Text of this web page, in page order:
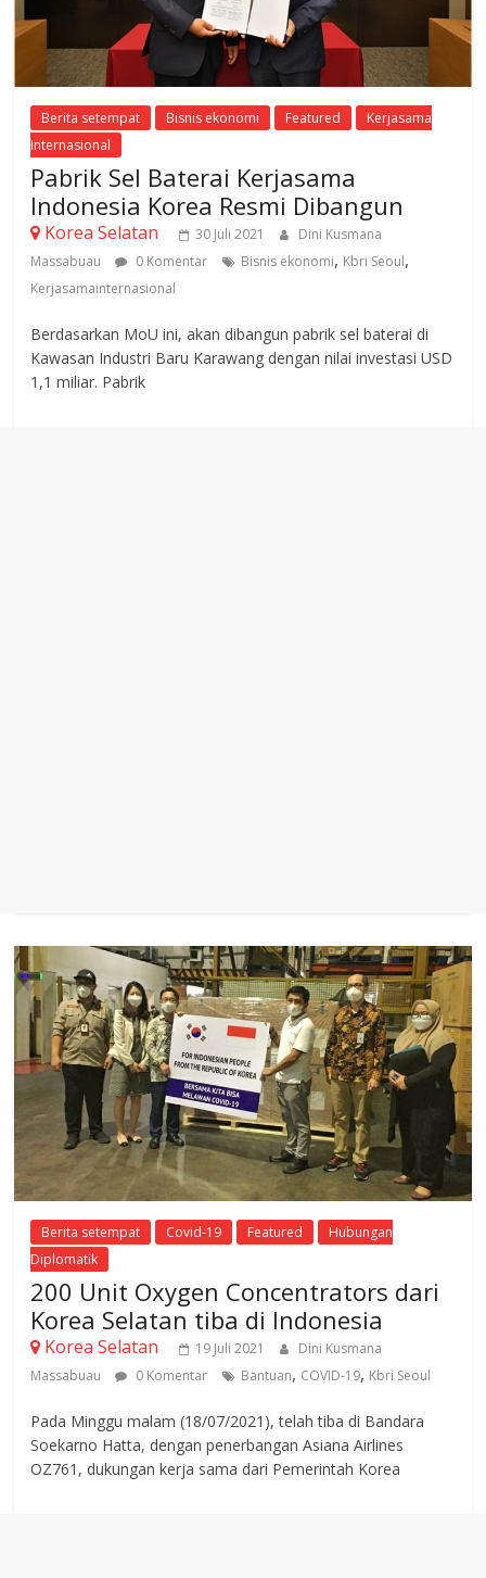
Berita setempat Bisnis ekonomi Featured
Kerjasama
Internasional
Pabrik Sel Baterai Kerjasama
Indonesia Korea Resmi Dibangun
Korea Selatan 30 Juli 2021
Dini Kusmana
Massabuau
0 Komentar Bisnis ekonomi, Kbri Seoul,
Kerjasamainternasional
Berdasarkan MoU ini, akan dibangun pabrik sel baterai di
Kawasan Industri Baru Karawang dengan nilai investasi USD
1,1 miliar. Pabrik
Berita setempat Covid-19 Featured
Hubungan
Diplomatik
200 Unit Oxygen Concentrators dari
Korea Selatan tiba di Indonesia
Korea Selatan 19 Juli 2021
Dini Kusmana
Massabuau
0 Komentar Bantuan, COVID-19, Kbri Seoul
Pada Minggu malam (18/07/2021), telah tiba di Bandara
Soekarno Hatta, dengan penerbangan Asiana Airlines
OZ761, dukungan kerja sama dari Pemerintah Korea